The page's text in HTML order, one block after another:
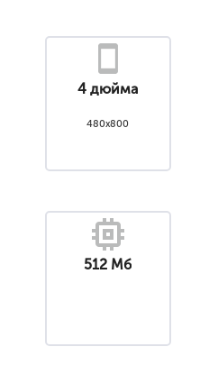
4 дюйма
480x800
512 Мб